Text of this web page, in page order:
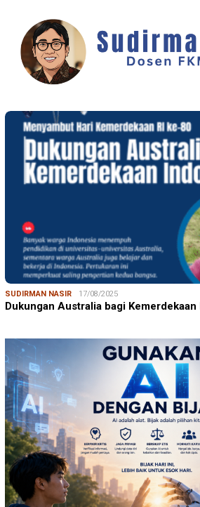
SUDIRMAN NASIR 17/08/2025
Dukungan Australia bagi